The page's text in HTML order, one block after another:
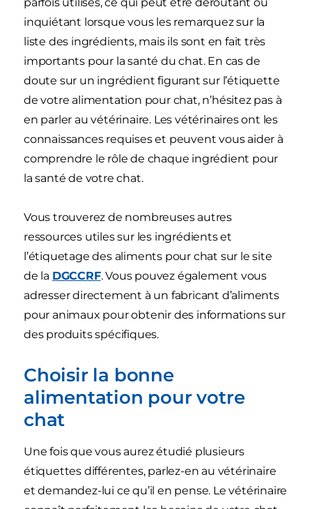
parfois utilisés, ce qui peut être déroutant ou
inquiétant lorsque vous les remarquez sur la
liste des ingrédients, mais ils sont en fait très
importants pour la santé du chat. En cas de
doute sur un ingrédient figurant sur l’étiquette
de votre alimentation pour chat, n’hésitez pas à
en parler au vétérinaire. Les vétérinaires ont les
connaissances requises et peuvent vous aider à
comprendre le rôle de chaque ingrédient pour
la santé de votre chat.
Vous trouverez de nombreuses autres
ressources utiles sur les ingrédients et
l’étiquetage des aliments pour chat sur le site
de la DGCCRF. Vous pouvez également vous
adresser directement à un fabricant d’aliments
pour animaux pour obtenir des informations sur
des produits spécifiques.
Choisir la bonne
alimentation pour votre
chat
Une fois que vous aurez étudié plusieurs
étiquettes différentes, parlez-en au vétérinaire
et demandez-lui ce qu’il en pense. Le vétérinaire